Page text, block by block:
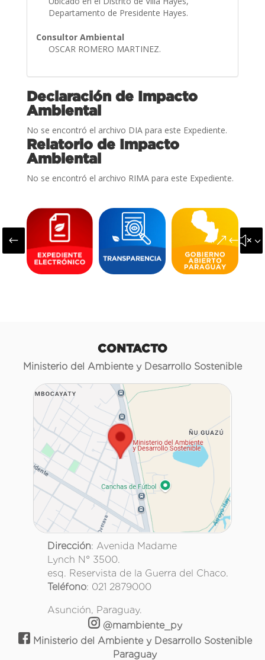
Departamento de Presidente Hayes.
Consultor Ambiental
OSCAR ROMERO MARTINEZ.
Declaración de Impacto
Ambiental
No se encontró el archivo DIA para este Expediente.
Relatorio de Impacto
Ambiental
No se encontró el archivo RIMA para este Expediente.
#
CONTACTO
Ministerio del Ambiente y Desarrollo Sostenible
Dirección: Avenida Madame
Lynch N° 3500.
esq. Reservista de la Guerra del Chaco.
Teléfono: 021 2879000
Asunción, Paraguay.
@mambiente_py
Ministerio del Ambiente y Desarrollo Sostenible
Paraguay